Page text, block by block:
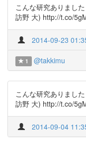
こんな研究ありまし
訪野 大) http://t.co/
2014-09-23
1 @takkimu
こんな研究ありまし
訪野 大) http://t.co/
2014-09-04